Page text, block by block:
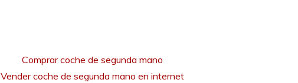
Comprar coche de segunda mano
Vender coche de segunda mano en internet